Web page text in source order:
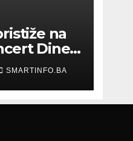
na
Dine
Koševu
SMARTINFO.BA